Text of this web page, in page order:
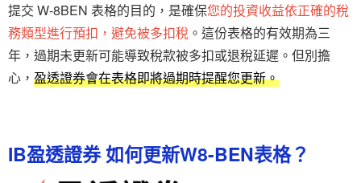
提交 W-8BEN 表格的目的，是確保您的投資收益依正確的稅
務類型進行預扣，避免被多扣稅 。這份表格的有效期為三
年，過期未更新可能導致稅款被多扣或退稅延遲。但別擔
心， 盈透證券會在表格即將過期時提醒您更新。
IB盈透證券 如何更新W8-BEN表格？